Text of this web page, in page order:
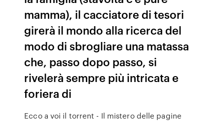
mamma), il cacciatore di tesori
girerà il mondo alla ricerca del
modo di sbrogliare una matassa
che, passo dopo passo, si
rivelerà sempre più intricata e
foriera di
Ecco a voi il torrent - Il mistero delle pagine